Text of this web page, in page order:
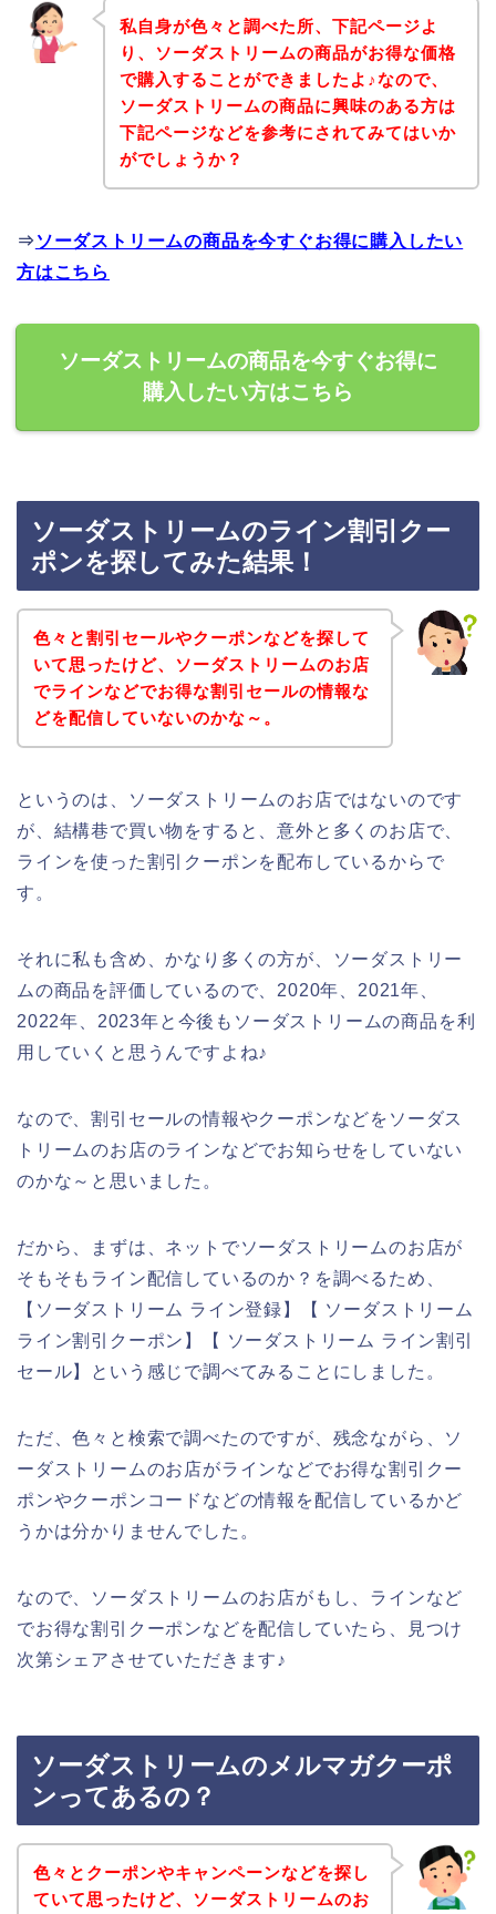
私自身が色々と調べた所、下記ページよ
り、ソーダストリームの商品がお得な価格
で購入することができましたよ♪なので、
ソーダストリームの商品に興味のある方は
下記ページなどを参考にされてみてはいか
がでしょうか？
⇒ ソーダストリームの商品を今すぐお得に購入したい
方はこちら
ソーダストリームの商品を今すぐお得に
購入したい方はこちら
ソーダストリームのライン割引クー
ポンを探してみた結果！
色々と割引セールやクーポンなどを探して
いて思ったけど、ソーダストリームのお店
でラインなどでお得な割引セールの情報な
どを配信していないのかな～。
というのは、ソーダストリームのお店ではないのです
が、結構巷で買い物をすると、意外と多くのお店で、
ラインを使った割引クーポンを配布しているからで
す。
それに私も含め、かなり多くの方が、ソーダストリー
ムの商品を評価しているので、2020年、2021年、
2022年、2023年と今後もソーダストリームの商品を利
用していくと思うんですよね♪
なので、割引セールの情報やクーポンなどをソーダス
トリームのお店のラインなどでお知らせをしていない
のかな～と思いました。
だから、まずは、ネットでソーダストリームのお店が
そもそもライン配信しているのか？を調べるため、
【ソーダストリーム ライン登録】【 ソーダストリーム
ライン割引クーポン】【 ソーダストリーム ライン割引
セール】という感じで調べてみることにしました。
ただ、色々と検索で調べたのですが、残念ながら、ソ
ーダストリームのお店がラインなどでお得な割引クー
ポンやクーポンコードなどの情報を配信しているかど
うかは分かりませんでした。
なので、ソーダストリームのお店がもし、ラインなど
でお得な割引クーポンなどを配信していたら、見つけ
次第シェアさせていただきます♪
ソーダストリームのメルマガクーポ
ンってあるの？
色々とクーポンやキャンペーンなどを探し
ていて思ったけど、ソーダストリームのお